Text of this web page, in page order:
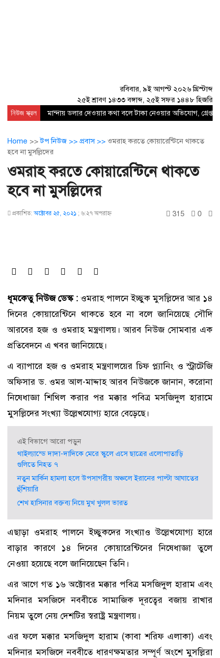
রবিবার, ৯ই আগস্ট ২০২৬ খ্রিস্টাব্দ
২৫ই শ্রাবণ ১৪৩৩ বঙ্গাব্দ, ২৫ই সফর ১৪৪৮ হিজরি
নিউজ স্ক্রল মান্দায় ডলার দেওয়ার কথা বলে টাকা নেওয়ার অভিযোগ,
Home >>টপ নিউজ >> প্রবাস >> ওমরাহ করতে কোয়ারেন্টিনে থাকতে
হবে না মুসল্লিদের
ওমরাহ করতে কোয়ারেন্টিনে থাকতে
হবে না মুসল্লিদের
প্রকাশিত:অক্টোবর ২৫, ২০২১ ; ৬:২৭ অপরাহ্ণ 315 0
ধূমকেতু নিউজ ডেস্ক : ওমরাহ পালনে ইচ্ছুক মুসল্লিদের আর ১৪
দিনের কোয়ারেন্টিনে থাকতে হবে না বলে জানিয়েছে সৌদি
আরবের হজ ও ওমরাহ মন্ত্রণালয়। আরব নিউজ সোমবার এক
প্রতিবেদনে এ খবর জানিয়েছে।
এ ব্যাপারে হজ ও ওমরাহ মন্ত্রণালয়ের চিফ প্ল্যানিং ও স্ট্রাটেজি
অফিসার ড. ওমর আল-মাদ্দাহ আরব নিউজকে জানান, করোনা
নিষেধাজ্ঞা শিথিল করার পর মক্কার পবিত্র মসজিদুল হারামে
মুসল্লিদের সংখ্যা উল্লেখযোগ্য হারে বেড়েছে।
এই বিভাগে আরো পড়ুন
থাইল্যান্ডে দাদা-দাদিকে মেরে স্কুলে এসে ছাত্রের এলোপাতাড়ি
গুলিতে নিহত ৭
নতুন মার্কিন হামলা হলে উপসাগরীয় অঞ্চলে ইরানের পাল্টা আঘাতের
হুঁশিয়ারি
শেখ হাসিনার বক্তব্য নিয়ে মুখ খুলল ভারত
এছাড়া ওমরাহ পালনে ইচ্ছুকদের সংখ্যাও উল্লেখযোগ্য হারে
বাড়ার কারণে ১৪ দিনের কোয়ারেন্টিনের নিষেধাজ্ঞা তুলে
নেওয়া হয়েছে বলে জানিয়েছেন তিনি।
এর আগে গত ১৬ অক্টোবর মক্কার পবিত্র মসজিদুল হারাম এবং
মদিনার মসজিদে নববীতে সামাজিক দূরত্বের বজায় রাখার
নিয়ম তুলে নেয় দেশটির স্বরাষ্ট্র মন্ত্রণালয়।
এর ফলে মক্কার মসজিদুল হারাম (কাবা শরিফ এলাকা) এবং
মদিনার মসজিদে নববীতে ধারণক্ষমতার সম্পূর্ণ অংশে মুসল্লিরা